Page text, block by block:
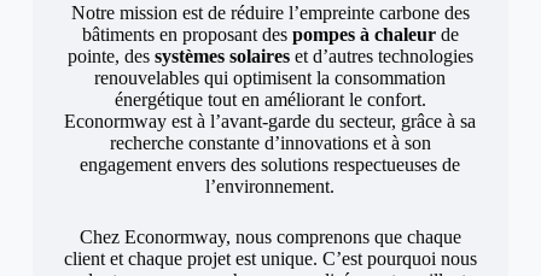
Notre mission est de réduire l’empreinte carbone des
bâtiments en proposant des pompes à chaleurde
pointe, des systèmes solaireset d’autres technologies
renouvelables qui optimisent la consommation
énergétique tout en améliorant le confort.
Econormway est à l’avant-garde du secteur, grâce à sa
recherche constante d’innovations et à son
engagement envers des solutions respectueuses de
l’environnement.
Chez Econormway, nous comprenons que chaque
client et chaque projet est unique. C’est pourquoi nous